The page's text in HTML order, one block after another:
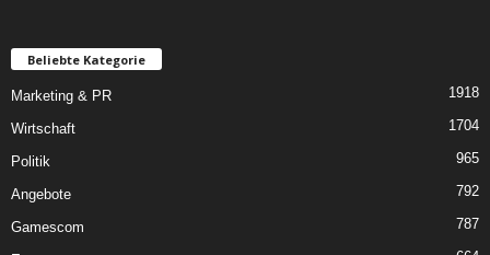
Beliebte Kategorie
Marketing & PR 1918
Wirtschaft 1704
Politik 965
Angebote 792
Gamescom 787